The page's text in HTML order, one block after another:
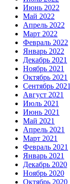
Июнь 2022
Май 2022
Апрель 2022
Март 2022
Февраль 2022
Январь 2022
Декабрь 2021
Ноябрь 2021
Октябрь 2021
Сентябрь 2021
Август 2021
Июль 2021
Июнь 2021
Май 2021
Апрель 2021
Март 2021
Февраль 2021
Январь 2021
Декабрь 2020
Ноябрь 2020
Октябрь 2020